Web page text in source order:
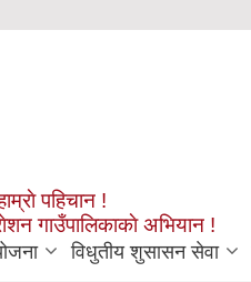
पहिचान !
गाउँपालिकाकाे अभियान !
विधुतीय शुसासन सेवा